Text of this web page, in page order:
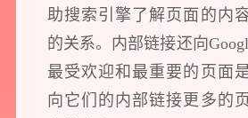
助搜索引擎了解页面的内
的关系。内部链接还向
最受欢迎和最重要的页面
向它们的内部链接更多的